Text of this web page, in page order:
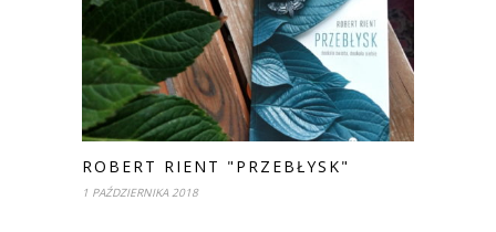
ROBERT RIENT "PRZEBŁYSK"
1 PAŹDZIERNIKA 2018